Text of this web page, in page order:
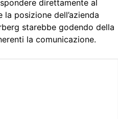
direttamente al
posizione dell’azienda
starebbe godendo della
la comunicazione.